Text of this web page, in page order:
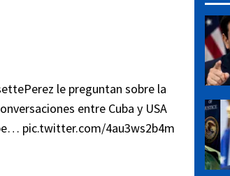
le preguntan sobre la
entre Cuba y USA
pic.twitter.com/4au3ws2b4m